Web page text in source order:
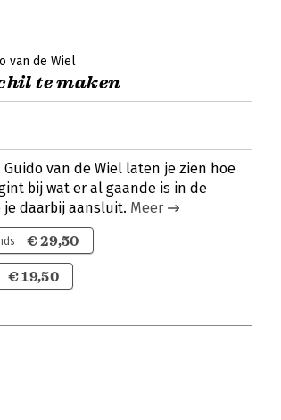
van de Wiel
te maken
van de Wiel laten je zien hoe
bij wat er al gaande is in de
daarbij aansluit. Meer
€ 29,50
€ 19,50